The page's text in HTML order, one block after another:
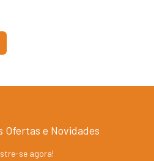
Ofertas e Novidades
se agora!